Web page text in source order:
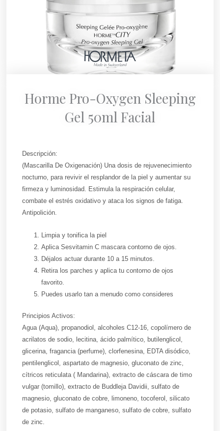
Horme Pro-Oxygen Sleeping
Gel 50ml Facial
Descripción:
(Mascarilla De Oxigenación) Una dosis de rejuvenecimiento
nocturno, para revivir el resplandor de la piel y aumentar su
firmeza y luminosidad. Estimula la respiración celular,
combate el estrés oxidativo y ataca los signos de fatiga.
Antipolición.
Limpia y tonifica la piel
Aplica Sesvitamin C mascara contorno de ojos.
Déjalos actuar durante 10 a 15 minutos.
Retira los parches y aplica tu contorno de ojos
favorito.
Puedes usarlo tan a menudo como consideres
Principios Activos:
Agua (Aqua), propanodiol, alcoholes C12-16, copolímero de
acrilatos de sodio, lecitina, ácido palmítico, butilenglicol,
glicerina, fragancia (perfume), clorfenesina, EDTA disódico,
pentilenglicol, aspartato de magnesio, gluconato de zinc,
cítricos reticulata ( Mandarina), extracto de cáscara de timo
vulgar (tomillo), extracto de Buddleja Davidii, sulfato de
magnesio, gluconato de cobre, limoneno, tocoferol, silicato
de potasio, sulfato de manganeso, sulfato de cobre, sulfato
de zinc.